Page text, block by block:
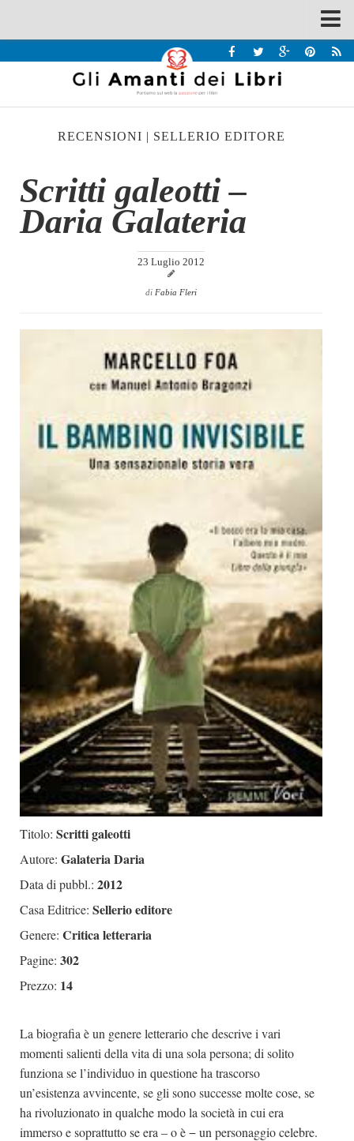
Recensioni
Interviste & Incontri
Chi siamo
Contatti
Dicono di Noi
Archivio
Autori
Case editrici
Partnership
Giallo Stresa
Premio Chiara
Tabù Festival 2014
A Tutto Volume
Salone di Torino
Marketing
RECENSIONI | SELLERIO EDITORE
Scritti galeotti –
Daria Galateria
23 Luglio 2012
di Fabia Fleri
Titolo: Scritti galeotti
Autore: Galateria Daria
Data di pubbl.: 2012
Casa Editrice: Sellerio editore
Genere: Critica letteraria
Pagine: 302
Prezzo: 14
La biografia è un genere letterario che descrive i vari
momenti salienti della vita di una sola persona; di solito
funziona se l’individuo in questione ha trascorso
un’esistenza avvincente, se gli sono successe molte cose, se
ha rivoluzionato in qualche modo la società in cui era
immerso e soprattutto se era – o è − un personaggio celebre.